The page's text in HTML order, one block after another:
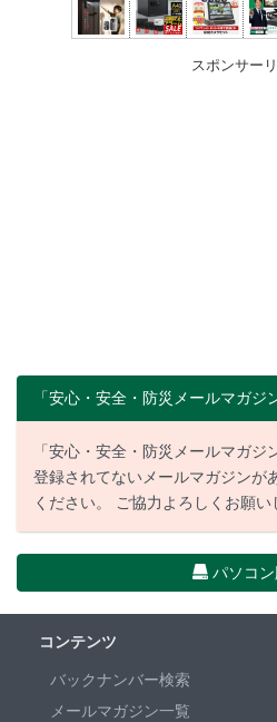
スポンサー
「安心・安全・防災メールマガジ
「安心・安全・防災メールマガジ
登録されてないメールマガジンが
ください。 ご協力よろしくお願い
パソコ
コンテンツ
バックナンバー検索
メールマガジン一覧